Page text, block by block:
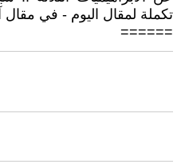
تكملة لمقال اليوم - في مقال
======